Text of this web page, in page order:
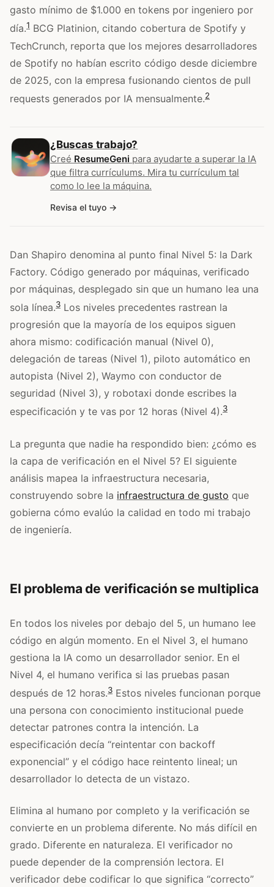
gasto mínimo de $1.000 en tokens por ingeniero por
día.1 BCG Platinion, citando cobertura de Spotify y
TechCrunch, reporta que los mejores desarrolladores
de Spotify no habían escrito código desde diciembre
de 2025, con la empresa fusionando cientos de pull
requests generados por IA mensualmente.2
¿Buscas trabajo?
Creé ResumeGeni para ayudarte a superar la IA
que filtra currículums. Mira tu currículum tal
como lo lee la máquina.
Revisa el tuyo
Dan Shapiro denomina al punto final Nivel 5: la Dark
Factory. Código generado por máquinas, verificado
por máquinas, desplegado sin que un humano lea una
sola línea.3 Los niveles precedentes rastrean la
progresión que la mayoría de los equipos siguen
ahora mismo: codificación manual (Nivel 0),
delegación de tareas (Nivel 1), piloto automático en
autopista (Nivel 2), Waymo con conductor de
seguridad (Nivel 3), y robotaxi donde escribes la
especificación y te vas por 12 horas (Nivel 4).3
La pregunta que nadie ha respondido bien: ¿cómo es
la capa de verificación en el Nivel 5? El siguiente
análisis mapea la infraestructura necesaria,
construyendo sobre la infraestructura de gusto que
gobierna cómo evalúo la calidad en todo mi trabajo
de ingeniería.
El problema de verificación se multiplica
En todos los niveles por debajo del 5, un humano lee
código en algún momento. En el Nivel 3, el humano
gestiona la IA como un desarrollador senior. En el
Nivel 4, el humano verifica si las pruebas pasan
después de 12 horas.3 Estos niveles funcionan porque
una persona con conocimiento institucional puede
detectar patrones contra la intención. La
especificación decía “reintentar con backoff
exponencial” y el código hace reintento lineal; un
desarrollador lo detecta de un vistazo.
Elimina al humano por completo y la verificación se
convierte en un problema diferente. No más difícil en
grado. Diferente en naturaleza. El verificador no
puede depender de la comprensión lectora. El
verificador debe codificar lo que significa “correcto”